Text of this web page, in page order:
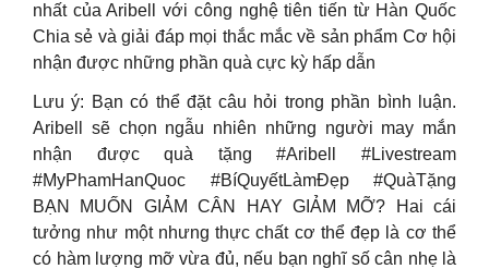
nhất của Aribell với công nghệ tiên tiến từ Hàn Quốc
Chia sẻ và giải đáp mọi thắc mắc về sản phẩm Cơ hội
nhận được những phần quà cực kỳ hấp dẫn
Lưu ý: Bạn có thể đặt câu hỏi trong phần bình luận.
Aribell sẽ chọn ngẫu nhiên những người may mắn
nhận được quà tặng #Aribell #Livestream
#MyPhamHanQuoc #BíQuyếtLàmĐẹp #QuàTặng
BẠN MUỐN GIẢM CÂN HAY GIẢM MỠ? Hai cái
tưởng như một nhưng thực chất cơ thể đẹp là cơ thể
có hàm lượng mỡ vừa đủ, nếu bạn nghĩ số cân nhẹ là